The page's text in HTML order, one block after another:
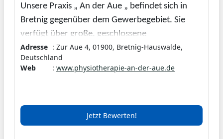
Unsere Praxis „ An der Aue „ befindet sich in
Bretnig gegenüber dem Gewerbegebiet. Sie
verfügt über große, geschlossene
Behandlungsräume, in denen sich die Patienten
wohlfühlen und entspannen können.
individuell auf den Bedarf unserer Kunden, im
Rahmen der Kassenleistungen oder Privat,
Adresse : Zur Aue 4, 01900, Bretnig-Hauswalde,
Deutschland
Web
: www.physiotherapie-an-der-aue.de
Jetzt Bewerten!